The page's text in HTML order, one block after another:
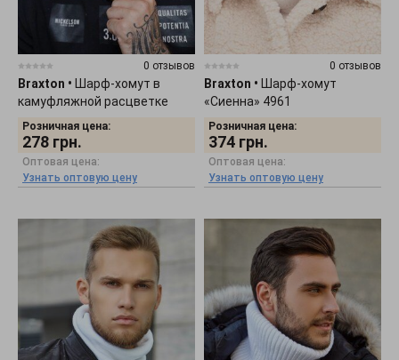
0 отзывов
Braxton •
Шарф-хомут в
камуфляжной расцветке
"Пиксель" 7213
Розничная цена:
278 грн.
Оптовая цена:
Узнать оптовую цену
0 отзывов
Braxton •
Шарф-хомут
«Сиенна» 4961
Розничная цена:
374 грн.
Оптовая цена:
Узнать оптовую цену